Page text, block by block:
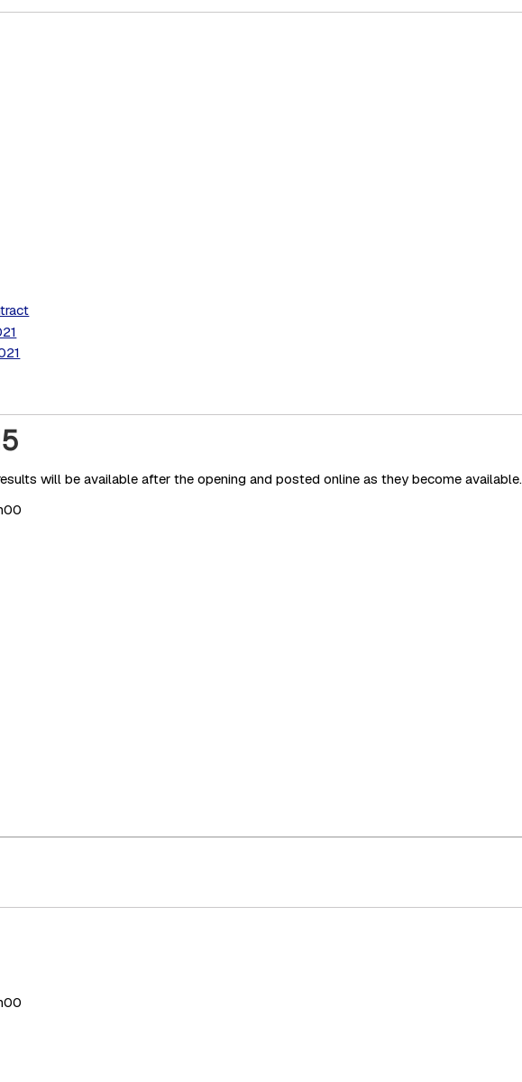
will be available after the opening and posted online as they become available.